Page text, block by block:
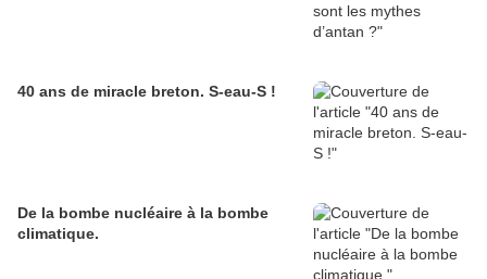
40 ans de miracle breton. S-eau-S !
De la bombe nucléaire à la bombe
climatique.